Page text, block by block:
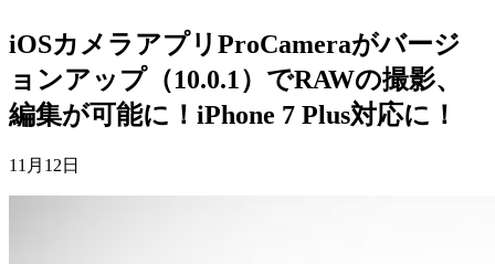
iOSカメラアプリProCameraがバージ
ョンアップ（10.0.1）でRAWの撮影、
編集が可能に！iPhone 7 Plus対応に！
11月12日